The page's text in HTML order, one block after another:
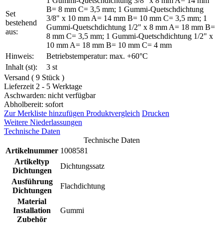
Set
bestehend
aus:
B= 8 mm C= 3,5 mm; 1 Gummi-Quetschdichtung
3/8" x 10 mm A= 14 mm B= 10 mm C= 3,5 mm; 1
Gummi-Quetschdichtung 1/2" x 8 mm A= 18 mm B=
8 mm C= 3,5 mm; 1 Gummi-Quetschdichtung 1/2" x
10 mm A= 18 mm B= 10 mm C= 4 mm
Hinweis:
Betriebstemperatur: max. +60°C
Inhalt (st):
3 st
Versand ( 9 Stück )
Lieferzeit 2 - 5 Werktage
Aschwarden: nicht verfügbar
Abholbereit: sofort
Zur Merkliste hinzufügen Produktvergleich Drucken
Weitere Niederlassungen
Technische Daten
Technische Daten
Artikelnummer 1008581
Artikeltyp
Dichtungen
Dichtungssatz
Ausführung
Dichtungen
Flachdichtung
Material
Installation
Zubehör
Gummi